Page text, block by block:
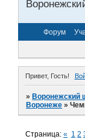
Форум
Привет, Гость!
»Воронежский
Воронеже »
Страница:« 1 2